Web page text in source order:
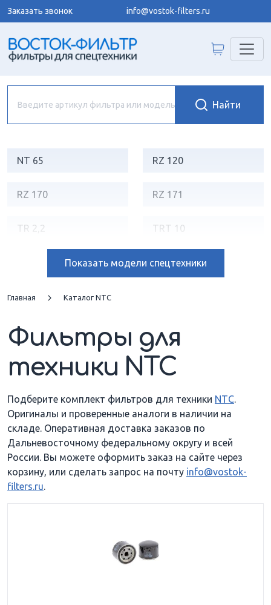
Заказать звонок info@vostok-filters.ru
NT 65 RZ 120
RZ 170 RZ 171
TR 2,2 TRT 10
TRT 6,5
VD 15
VD 350/16 VD 450/22
VDC 50/16 VDR 22
VDR 26 VDR 26 H
VDR 32 VDR 39 H
Показатьмодели спецтехники
Главная Каталог NTC
Фильтры для
техники NTC
Подберите комплект фильтров для техники NTC.
Оригиналы и проверенные аналоги в наличии на
складе. Оперативная доставка заказов по
Дальневосточному федеральному округу и всей
России. Вы можете оформить заказ на сайте через
корзину, или сделать запрос на почту info@vostok-
filters.ru.